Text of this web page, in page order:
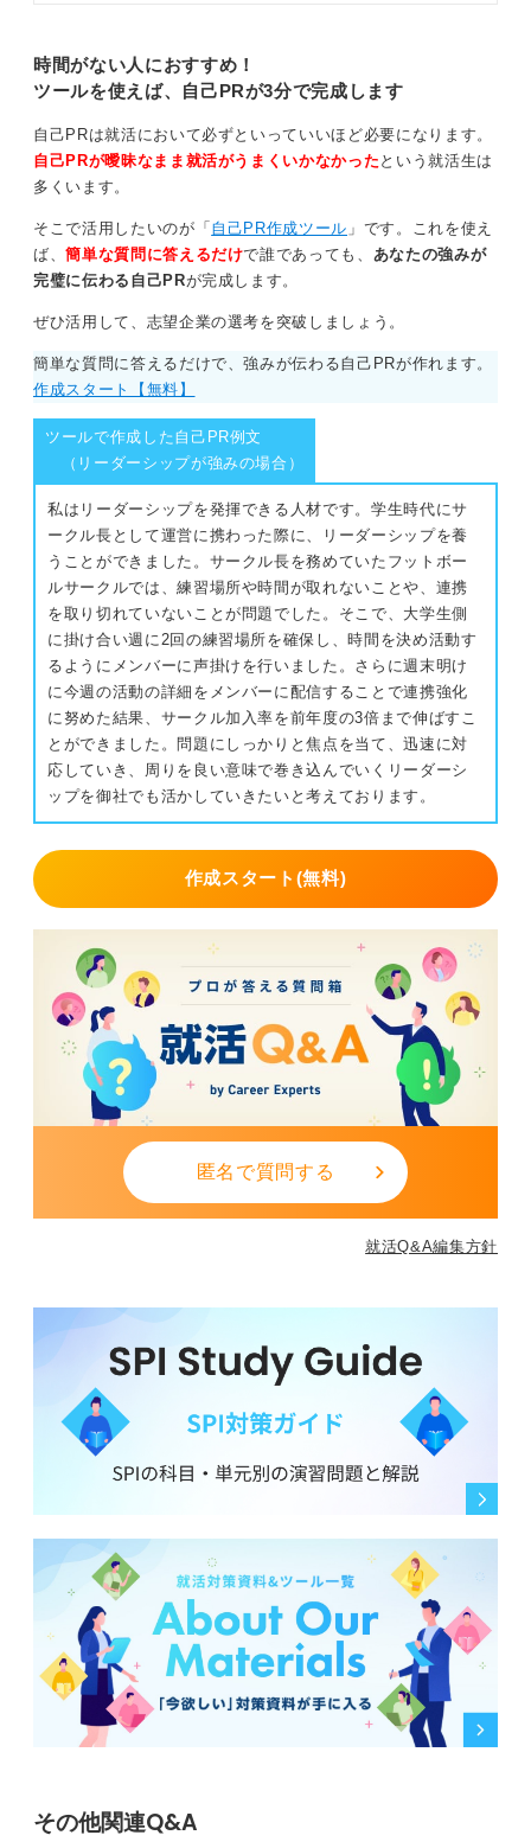
接を突破しましょう。
時間がない人におすすめ！
ツールを使えば、自己PRが3分で完成します
自己PRは就活において必ずといっていいほど必要になります。
自己PRが曖昧なまま就活がうまくいかなかった という就活生は
多くいます。
そこで活用したいのが「 自己PR作成ツール 」です。これを使え
ば、簡単な質問に答えるだけで誰であっても、 あなたの強みが
完璧に伝わる自己PRが完成します。
ぜひ活用して、志望企業の選考を突破しましょう。
簡単な質問に答えるだけで、強みが伝わる自己PRが作れます。
作成スタート【無料】
ツールで作成した自己PR例文
（リーダーシップが強みの場合）
私はリーダーシップを発揮できる人材です。学生時代にサ
ークル長として運営に携わった際に、リーダーシップを養
うことができました。サークル長を務めていたフットボー
ルサークルでは、練習場所や時間が取れないことや、連携
を取り切れていないことが問題でした。そこで、大学生側
に掛け合い週に2回の練習場所を確保し、時間を決め活動す
るようにメンバーに声掛けを行いました。さらに週末明け
に今週の活動の詳細をメンバーに配信することで連携強化
に努めた結果、サークル加入率を前年度の3倍まで伸ばすこ
とができました。問題にしっかりと焦点を当て、迅速に対
応していき、周りを良い意味で巻き込んでいくリーダーシ
ップを御社でも活かしていきたいと考えております。
作成スタート(無料)
匿名で質問する
就活Q&A編集方針
その他関連Q&A